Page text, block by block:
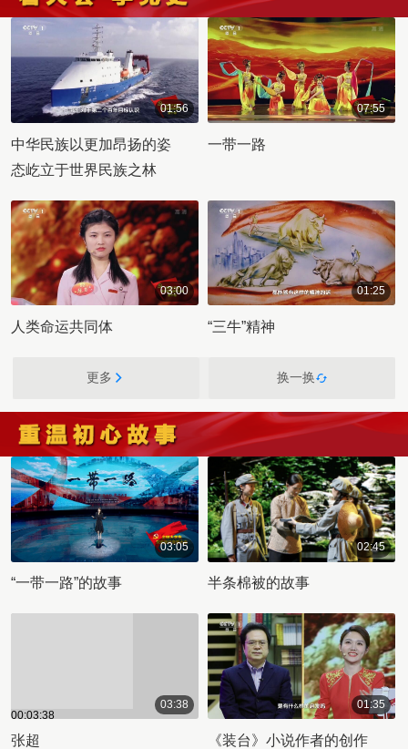
01:56
中华民族以更加昂扬的姿
态屹立于世界民族之林
07:55
一带一路
03:00
人类命运共同体
01:25
“三牛”精神
更多 换一换
03:05
“一带一路”的故事
02:45
半条棉被的故事
00:03:38
03:38
张超
01:35
《装台》小说作者的创作